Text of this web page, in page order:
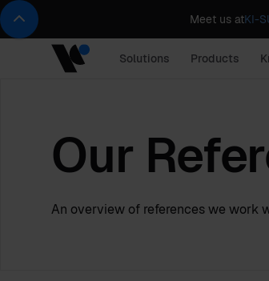
Meet us atKI-
Solutions Products
Our
An overview of references we work